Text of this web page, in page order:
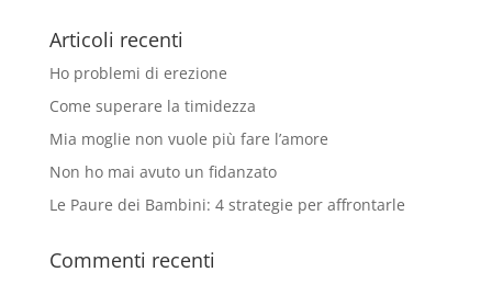
Articoli recenti
Ho problemi di erezione
Come superare la timidezza
Mia moglie non vuole più fare l’amore
Non ho mai avuto un fidanzato
Le Paure dei Bambini: 4 strategie per affrontarle
Commenti recenti